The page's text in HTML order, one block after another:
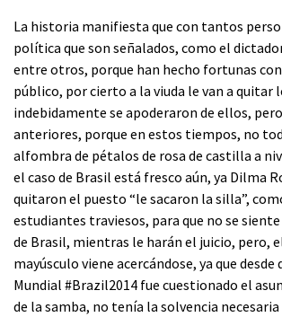
La historia manifiesta que con tantos
política que son señalados, como el
entre otros, porque han hecho fortunas
público, por cierto a la viuda le van a quitar
indebidamente se apoderaron de ellos,
anteriores, porque en estos tiempos, no
alfombra de pétalos de rosa de castilla a
el caso de Brasil está fresco aún, ya Dilma
quitaron el puesto “le sacaron la silla”,
estudiantes traviesos, para que no se
de Brasil, mientras le harán el juicio, pero,
mayúsculo viene acercándose, ya que
Mundial #Brazil2014 fue cuestionado el
de la samba, no tenía la solvencia